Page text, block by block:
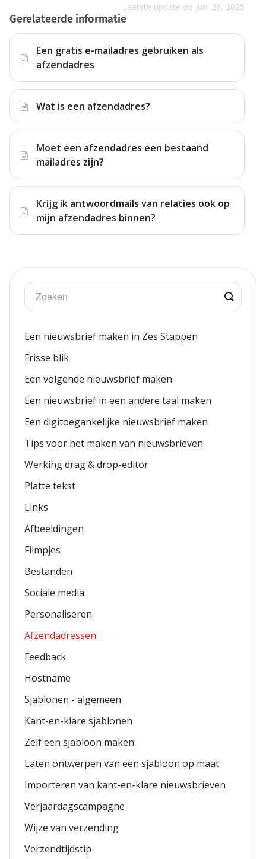
Laatste update op juni 26, 2025
Gerelateerde informatie
Een gratis e-mailadres gebruiken als
afzendadres
Wat is een afzendadres?
Moet een afzendadres een bestaand
mailadres zijn?
Krijg ik antwoordmails van relaties ook op
mijn afzendadres binnen?
Een nieuwsbrief maken in Zes Stappen
Frisse blik
Een volgende nieuwsbrief maken
Een nieuwsbrief in een andere taal maken
Een digitoegankelijke nieuwsbrief maken
Tips voor het maken van nieuwsbrieven
Werking drag & drop-editor
Platte tekst
Links
Afbeeldingen
Filmpjes
Bestanden
Sociale media
Personaliseren
Afzendadressen
Feedback
Hostname
Sjablonen - algemeen
Kant-en-klare sjablonen
Zelf een sjabloon maken
Laten ontwerpen van een sjabloon op maat
Importeren van kant-en-klare nieuwsbrieven
Verjaardagscampagne
Wijze van verzending
Verzendtijdstip